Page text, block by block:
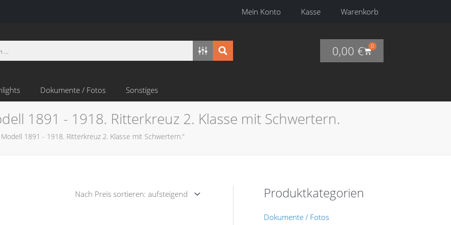
Mein Konto Kasse Warenkorb
0,00 € 0
Warenkorb
Dokumente / Fotos Sonstiges
1891 - 1918. Ritterkreuz 2. Klasse mit Schwertern.
1891 - 1918. Ritterkreuz 2. Klasse mit Schwertern.“
Produktkategorien
Dokumente / Fotos